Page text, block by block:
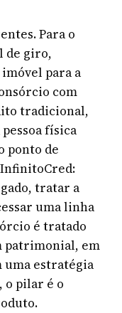
Para o
de giro,
para a
com
tradicional,
física
ponto de
tratar a
uma linha
é tratado
patrimonial, em
uma estratégia
o pilar é o